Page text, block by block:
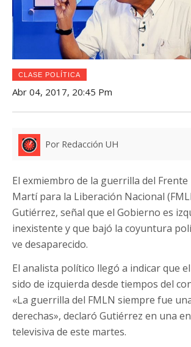
CLASE POLÍTICA
Abr 04, 2017, 20:45 Pm
Por Redacción UH
El exmiembro de la guerrilla del
Martí para la Liberación Nacional
Gutiérrez, señal que el Gobierno es
inexistente y que bajó la coyuntura
ve desaparecido.
El analista político llegó a indicar que
sido de izquierda desde tiempos del
«La guerrilla del FMLN siempre fue
derechas», declaró Gutiérrez en una
televisiva de este martes.